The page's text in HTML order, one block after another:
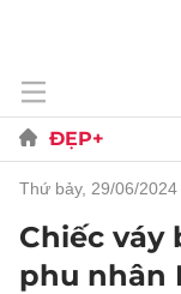
ĐẸP+
thứ bảy, 29/06/
Chiếc váy
phu nhân